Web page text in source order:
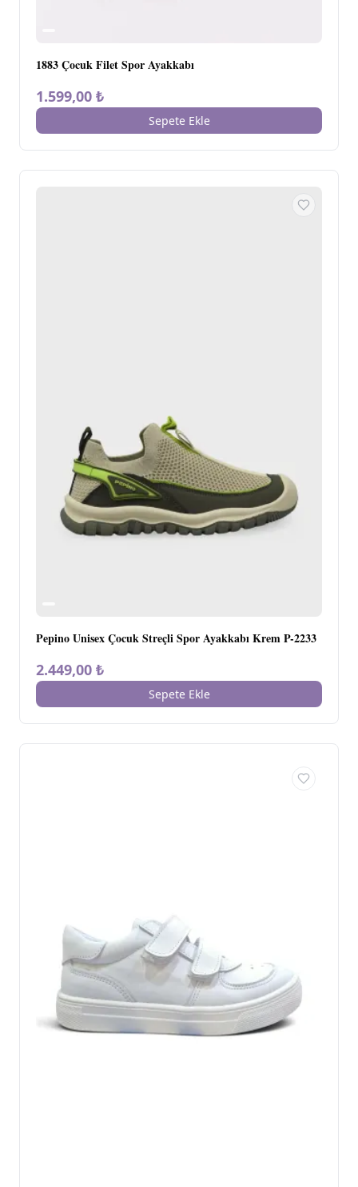
1883 Çocuk Filet Spor Ayakkabı
1.599,00 ₺
Sepete Ekle
Pepino Unisex Çocuk Streçli Spor Ayakkabı Krem P-2233
2.449,00 ₺
Sepete Ekle